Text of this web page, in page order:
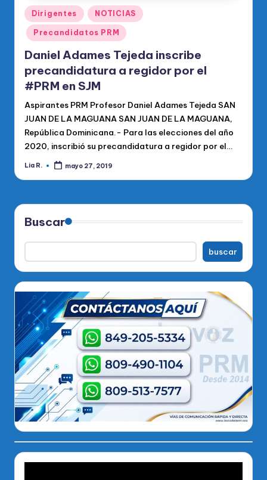
al
d
el
P
R
M
Publicado
en
Dirigentes NOTICIAS
Precandidatos PRM
Daniel Adames Tejeda inscribe
precandidatura a regidor por el
#PRM en SJM
Aspirantes PRM Profesor Daniel Adames Tejeda SAN
JUAN DE LA MAGUANA SAN JUAN DE LA MAGUANA,
República Dominicana.- Para las elecciones del año
2020, inscribió su precandidatura a regidor por el…
Publicado
Lia R. mayo 27, 2019
Buscar
buscar